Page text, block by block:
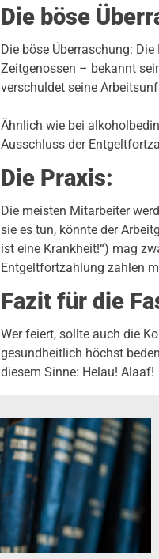
Die böse
Die böse Überraschung:
Zeitgenossen – bekannt
verschuldet seine
Ähnlich wie bei
Ausschluss der
Die Praxis:
Die meisten Mitarbeiter
sie es tun, könnte der
ist eine Krankheit!“) mag
Entgeltfortzahlung zahlen
Fazit für die
Wer feiert, sollte auch die
gesundheitlich höchst
diesem Sinne: Helau!